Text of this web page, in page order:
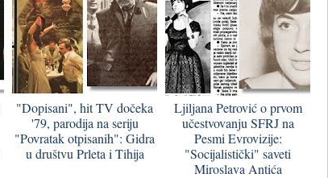
"Dopisani", hit TV dočeka
'79, parodija na seriju
"Povratak otpisanih": Gidra
u društvu Prleta i Tihija
Ljiljana Petrović o prvom
učestvovanju SFRJ na
Pesmi Evrovizije:
"Socijalistički" saveti
Miroslava Antića